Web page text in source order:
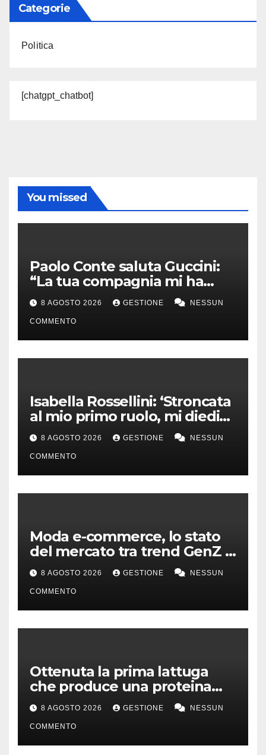
Categorie
Politica
[chatgpt_chatbot]
You missed
Paolo Conte saluta Guccini:
“La tua compagnia mi ha
sempre divertito”
8 AGOSTO 2026 GESTIONE NESSUN
COMMENTO
Isabella Rossellini: ‘Stroncata
al mio primo ruolo, mi diedi
alla moda’
8 AGOSTO 2026 GESTIONE NESSUN
COMMENTO
Moda e-commerce, lo stato
del mercato tra trend GenZ e
second hand
8 AGOSTO 2026 GESTIONE NESSUN
COMMENTO
Ottenuta la prima lattuga
che produce una proteina
chiave della carne
8 AGOSTO 2026 GESTIONE NESSUN
COMMENTO